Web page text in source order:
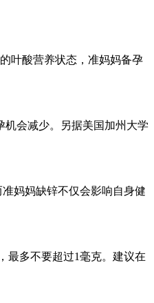
叶酸营养状态，准妈妈备孕
会减少。另据美国加州大学
妈妈缺锌不仅会影响自身健
最多不要超过1毫克。建议在